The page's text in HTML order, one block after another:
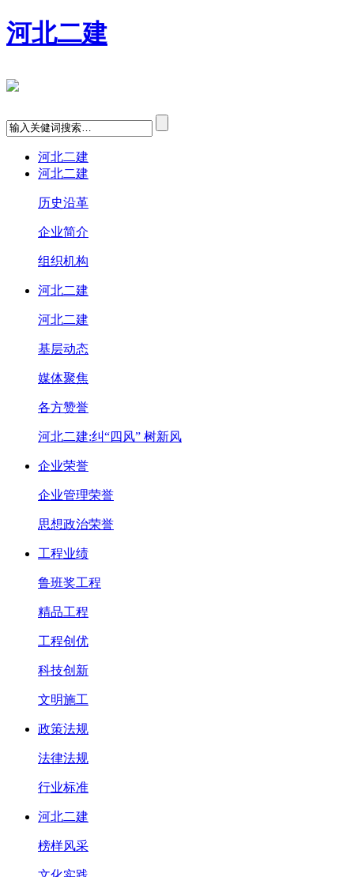
河北二建
河北二建
河北二建
历史沿革
企业简介
组织机构
河北二建
河北二建
基层动态
媒体聚焦
各方赞誉
河北二建:纠“四风” 树新风
企业荣誉
企业管理荣誉
思想政治荣誉
工程业绩
鲁班奖工程
精品工程
工程创优
科技创新
文明施工
政策法规
法律法规
行业标准
河北二建
榜样风采